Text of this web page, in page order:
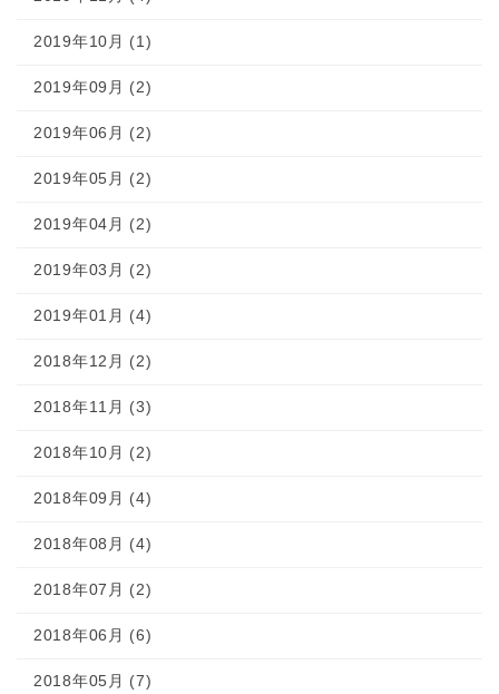
2019年10月 (1)
2019年09月 (2)
2019年06月 (2)
2019年05月 (2)
2019年04月 (2)
2019年03月 (2)
2019年01月 (4)
2018年12月 (2)
2018年11月 (3)
2018年10月 (2)
2018年09月 (4)
2018年08月 (4)
2018年07月 (2)
2018年06月 (6)
2018年05月 (7)